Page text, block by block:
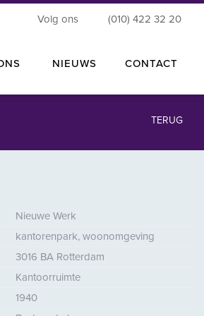
Volg ons (010) 422 32 20
NIEUWS CONTACT
TERUG
Nieuwe Werk
kantorenpark, woonomgeving
3016 BA Rotterdam
Kantoorruimte
1940